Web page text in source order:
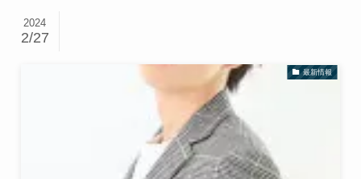
2024
2/27
最新情報